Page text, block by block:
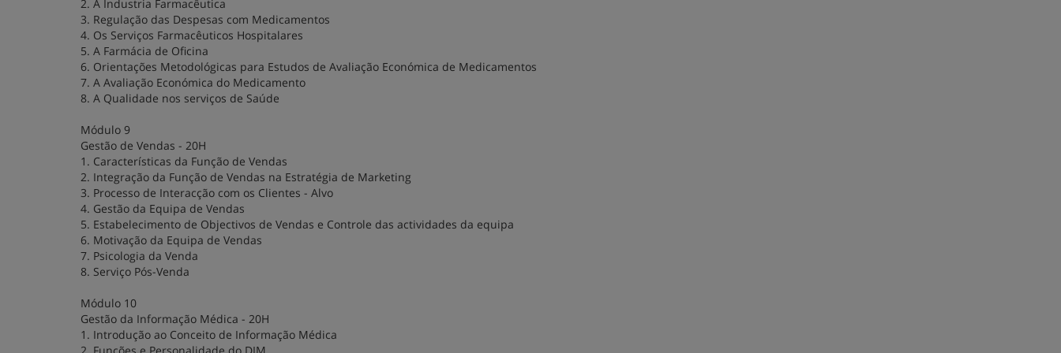
2. A Industria Farmacêutica
3. Regulação das Despesas com Medicamentos
4. Os Serviços Farmacêuticos Hospitalares
5. A Farmácia de Oficina
6. Orientações Metodológicas para Estudos de Avaliação Económica de Medicamentos
7. A Avaliação Económica do Medicamento
8. A Qualidade nos serviços de Saúde
Módulo 9
Gestão de Vendas - 20H
1. Características da Função de Vendas
2. Integração da Função de Vendas na Estratégia de Marketing
3. Processo de Interacção com os Clientes - Alvo
4. Gestão da Equipa de Vendas
5. Estabelecimento de Objectivos de Vendas e Controle das actividades da equipa
6. Motivação da Equipa de Vendas
7. Psicologia da Venda
8. Serviço Pós-Venda
Módulo 10
Gestão da Informação Médica - 20H
1. Introdução ao Conceito de Informação Médica